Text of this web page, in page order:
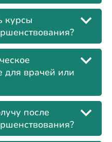
курсы
для врачей или
после